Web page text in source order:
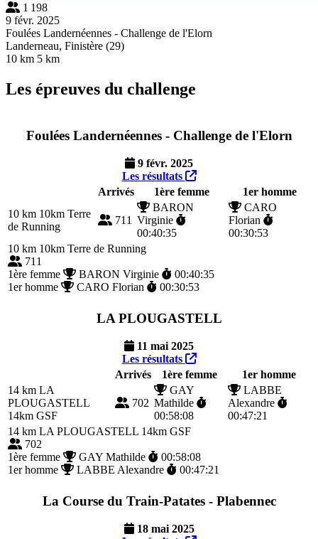
1 198
9 févr. 2025
Foulées Landernéennes - Challenge de l'Elorn
Landerneau, Finistère (29)
10 km 5 km
Les épreuves du challenge
Foulées Landernéennes - Challenge de l'Elorn
9 févr. 2025
Les résultats
Arrivés
1ère femme
1er homme
10 km 10km Terre
de Running
711
BARON
Virginie
00:40:35
CARO
Florian
00:30:53
10 km 10km Terre de Running
711
1ère femme
BARON Virginie
00:40:35
1er homme
CARO Florian 00:30:53
LA PLOUGASTELL
11 mai 2025
Les résultats
Arrivés
1ère femme
1er homme
14 km LA
PLOUGASTELL
14km GSF
702
GAY
Mathilde
00:58:08
LABBE
Alexandre
00:47:21
14 km LA PLOUGASTELL 14km GSF
702
1ère femme
GAY Mathilde
00:58:08
1er homme
LABBE Alexandre 00:47:21
La Course du Train-Patates - Plabennec
18 mai 2025